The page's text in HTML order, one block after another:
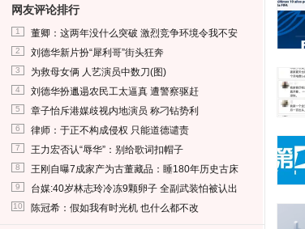
网友评论排行
1 董卿：这两年没什么突破 激烈竞争环境令我不安
2 刘德华新片扮“犀利哥”街头狂奔
3 为救母女俩 人艺演员中数刀(图)
4 刘德华扮邋遢农民工太逼真 遭警察驱赶
5 章子怡斥港媒歧视内地演员 称刁钻势利
6 律师：于正不构成侵权 只能道德谴责
7 王力宏否认“辱华”：别给歌词扣帽子
8 王刚自曝7成家产为古董藏品：睡180年历史古床
9 台媒:40岁林志玲冷冻9颗卵子 全副武装怕被认出
10 陈冠希：假如我有时光机 也什么都不改